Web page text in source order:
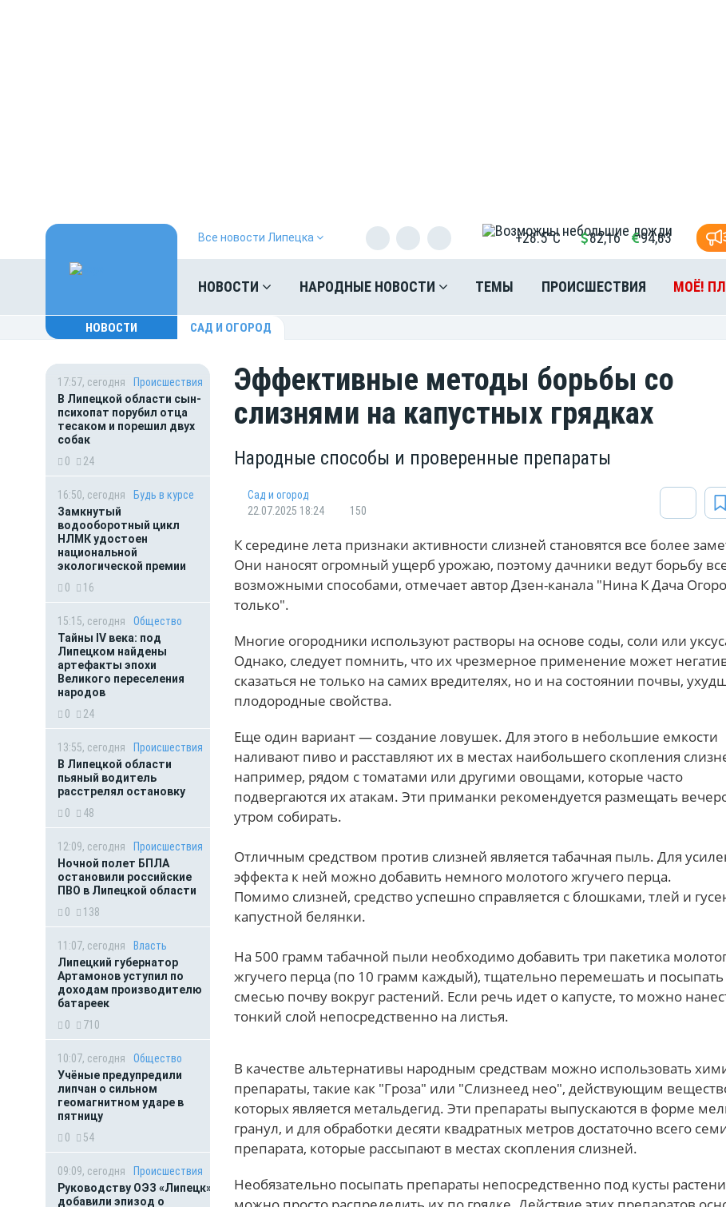
Все новости Липецка +28.5°C 82,16 94,83
НОВОСТИ НАРОДНЫЕ НОВОСТИ ТЕМЫ ПРОИСШЕСТВИЯ МОЁ!
НОВОСТИ САД И ОГОРОД
17:57, сегодня
Происшествия
В Липецкой области сын-
психопат порубил отца
тесаком и порешил двух
собак
0
24
16:50, сегодня
Будь в курсе
Замкнутый
водооборотный цикл
НЛМК удостоен
национальной
экологической премии
0
16
15:15, сегодня
Общество
Тайны IV века: под
Липецком найдены
артефакты эпохи
Великого переселения
народов
0
24
13:55, сегодня
Происшествия
В Липецкой области
пьяный водитель
расстрелял остановку
0
48
12:09, сегодня
Происшествия
Ночной полет БПЛА
остановили российские
ПВО в Липецкой области
0
138
11:07, сегодня
Власть
Липецкий губернатор
Артамонов уступил по
доходам производителю
батареек
0
710
10:07, сегодня
Общество
Учёные предупредили
липчан о сильном
геомагнитном ударе в
пятницу
0
54
09:09, сегодня
Происшествия
Руководству ОЭЗ «Липецк»
добавили эпизод о
Эффективные методы борьбы со
слизнями на капустных грядках
Народные способы и проверенные препараты
Сад и огород
22.07.2025 18:24
150
К середине лета признаки активности слизней становятся все более
Они наносят огромный ущерб урожаю, поэтому дачники ведут борьбу
возможными способами, отмечает автор Дзен-канала "Нина К Дача
только".
Многие огородники используют растворы на основе соды, соли или
Однако, следует помнить, что их чрезмерное применение может
сказаться не только на самих вредителях, но и на состоянии почвы,
плодородные свойства.
Еще один вариант — создание ловушек. Для этого в небольшие емкости
наливают пиво и расставляют их в местах наибольшего скопления
например, рядом с томатами или другими овощами, которые часто
подвергаются их атакам. Эти приманки рекомендуется размещать
утром собирать.
Отличным средством против слизней является табачная пыль. Для
эффекта к ней можно добавить немного молотого жгучего перца.
Помимо слизней, средство успешно справляется с блошками, тлей и
капустной белянки.
На 500 грамм табачной пыли необходимо добавить три пакетика
жгучего перца (по 10 грамм каждый), тщательно перемешать и посыпать
смесью почву вокруг растений. Если речь идет о капусте, то можно
тонкий слой непосредственно на листья.
В качестве альтернативы народным средствам можно использовать
препараты, такие как "Гроза" или "Слизнеед нео", действующим
которых является метальдегид. Эти препараты выпускаются в форме
гранул, и для обработки десяти квадратных метров достаточно всего
препарата, которые рассыпают в местах скопления слизней.
Необязательно посыпать препараты непосредственно под кусты